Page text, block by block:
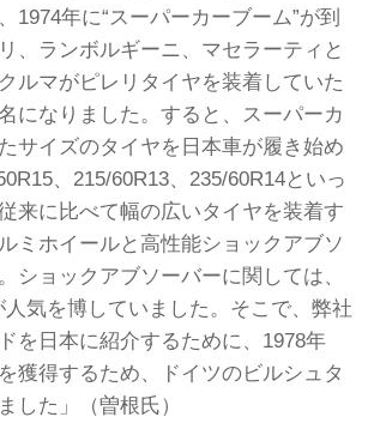
1974年に“スーパーカーブーム”が到
、ランボルギーニ、マセラーティと
ルマがピレリタイヤを装着していた
になりました。すると、スーパーカ
サイズのタイヤを日本車が履き始め
、215/60R13、235/60R14といっ
来に比べて幅の広いタイヤを装着す
ミホイールと高性能ショックアブソ
ショックアブソーバーに関しては、
人気を博していました。そこで、弊社
を日本に紹介するために、1978年
獲得するため、ドイツのビルシュタ
した」（曽根氏）